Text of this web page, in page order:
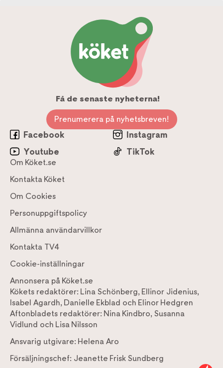
Få de senaste nyheterna!
Prenumerera på nyhetsbreven!
Facebook
Instagram
Youtube
TikTok
Om Köket.se
Kontakta Köket
Om Cookies
Personuppgiftspolicy
Allmänna användarvillkor
Kontakta TV4
Cookie-inställningar
Annonsera på Köket.se
Kökets redaktörer: Lina Schönberg, Ellinor Jidenius,
Isabel Agardh, Danielle Ekblad och Elinor Hedgren
Aftonbladets redaktörer: Nina Kindbro, Susanna
Vidlund och Lisa Nilsson
Ansvarig utgivare: Helena Aro
Försäljningschef: Jeanette Frisk Sundberg